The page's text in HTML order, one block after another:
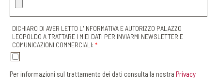
DICHIARO DI AVER LETTO L'INFORMATIVA E AUTORIZZO PALAZZO
LEOPOLDO A TRATTARE I MIEI DATI PER INVIARMI NEWSLETTER E
COMUNICAZIONI COMMERCIALI: *
Per informazioni sul trattamento dei dati consulta la nostra Privacy